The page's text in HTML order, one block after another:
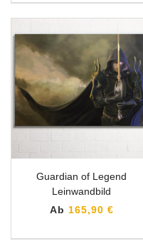
Guardian of Legend
Leinwandbild
Ab 165,90 €